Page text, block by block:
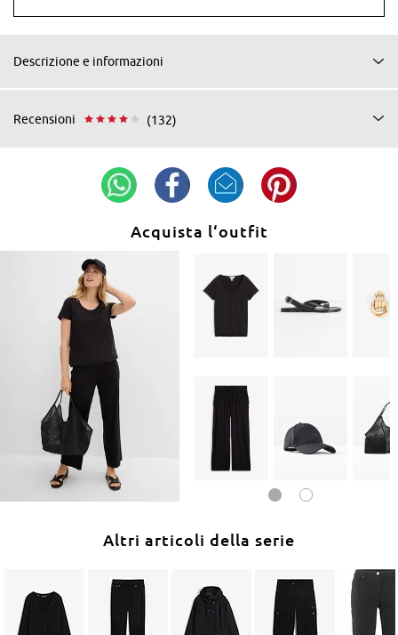
Descrizione e informazioni
Recensioni (132)
Acquista l‘outfit
Altri articoli della serie